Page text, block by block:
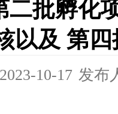
二批孵化
以及 第
10-17 发布